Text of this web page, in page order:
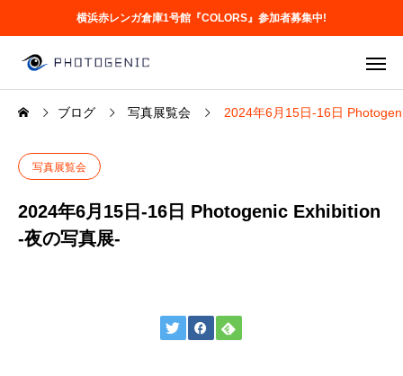
横浜赤レンガ倉庫1号館『COLORS』参加者募集中!
ブログ 写真展覧会 2024年6月15日-16日
写真展覧会
2024年6月15日-16日 Photogenic Exhibition
-夜の写真展-